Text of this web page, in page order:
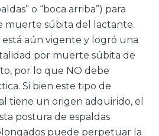
o “boca arriba”) para
muerte súbita del lactante.
aún vigente y logró una
por muerte súbita de
por lo que NO debe
Si bien este tipo de
tiene un origen adquirido, el
postura de espaldas
puede perpetuar la